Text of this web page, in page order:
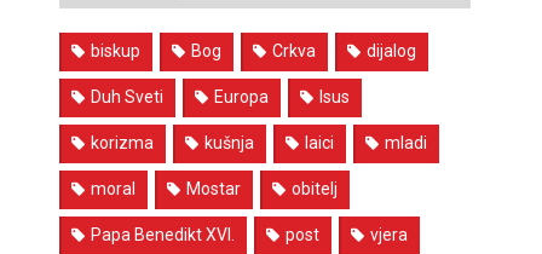
biskup Bog Crkva dijalog
Duh Sveti Europa Isus
korizma kušnja laici mladi
moral Mostar obitelj
Papa Benedikt XVI. post vjera